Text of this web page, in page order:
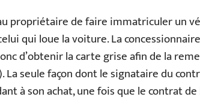
propriétaire de faire immatriculer un
qui loue la voiture. La
d’obtenir la carte grise afin de la
La seule façon dont le signataire du
à son achat, une fois que le contrat